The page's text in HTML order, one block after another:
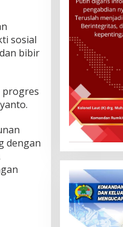
sosial
bibir
progres
dengan